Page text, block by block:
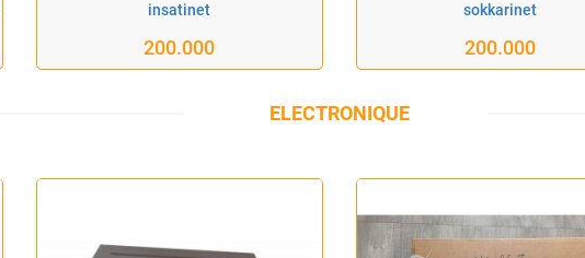
insatinet
200.000
sokkarinet
200.000
ELECTRONIQUE